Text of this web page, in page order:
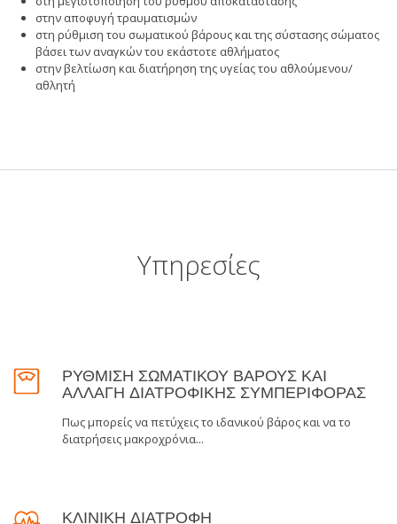
στην αποφυγή τραυματισμών
στη ρύθμιση του σωματικού βάρους και της σύστασης σώματος
βάσει των αναγκών του εκάστοτε αθλήματος
στην βελτίωση και διατήρηση της υγείας του αθλούμενου/
αθλητή
Υπηρεσίες
ΡΥΘΜΙΣΗ ΣΩΜΑΤΙΚΟΥ ΒΑΡΟΥΣ ΚΑΙ
ΑΛΛΑΓΗ ΔΙΑΤΡΟΦΙΚΗΣ ΣΥΜΠΕΡΙΦΟΡΑΣ
Πως μπορείς να πετύχεις το ιδανικού βάρος και να το
διατρήσεις μακροχρόνια...
ΚΛΙΝΙΚΗ ΔΙΑΤΡΟΦΗ